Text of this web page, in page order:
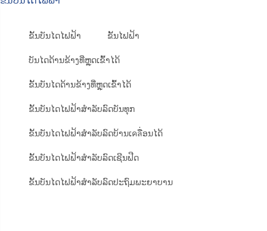
ຂັ້ນບັນໄດໄຟຟ້າ ຂັ້ນໄຟຟ້າ
ບັນໄດດ້ານຂ້າງທີ່ຫຼຸດເຂົ້າໄດ້
ຂັ້ນບັນໄດດ້ານຂ້າງທີ່ຫຼຸດເຂົ້າໄດ້
ຂັ້ນບັນໄດໄຟຟ້າສຳລັບລົດບັນທຸກ
ຂັ້ນບັນໄດໄຟຟ້າສຳລັບລົດບ້ານເคลື່ອນໄດ້
ຂັ້ນບັນໄດໄຟຟ້າສຳລັບລົດເຊີນຟີດ
ຂັ້ນບັນໄດໄຟຟ້າສຳລັບລົດປະຖົມພະຍາບານ